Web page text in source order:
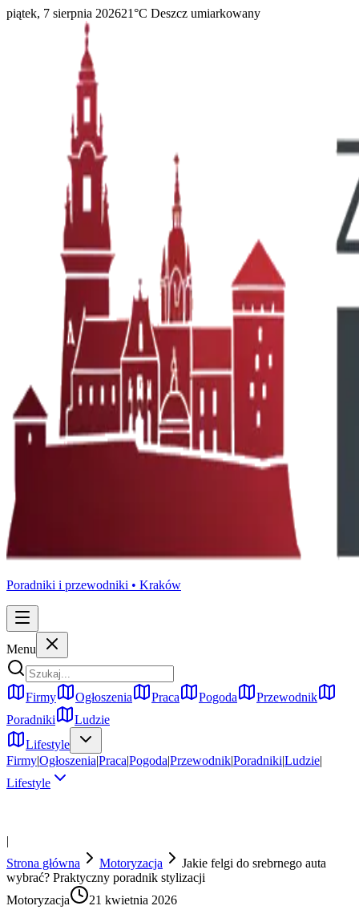
piątek, 7 sierpnia 202621°C Deszcz umiarkowany
Poradniki i przewodniki • Kraków
Menu
Firmy Ogłoszenia Praca Pogoda
Przewodnik
Poradniki
Ludzie
Lifestyle
Firmy|Ogłoszenia|Praca|Pogoda|Przewodnik|Poradniki|Ludzie|
Lifestyle
|
Strona główna
Motoryzacja
Jakie felgi do srebrnego auta
wybrać? Praktyczny poradnik stylizacji
Motoryzacja
21 kwietnia 2026